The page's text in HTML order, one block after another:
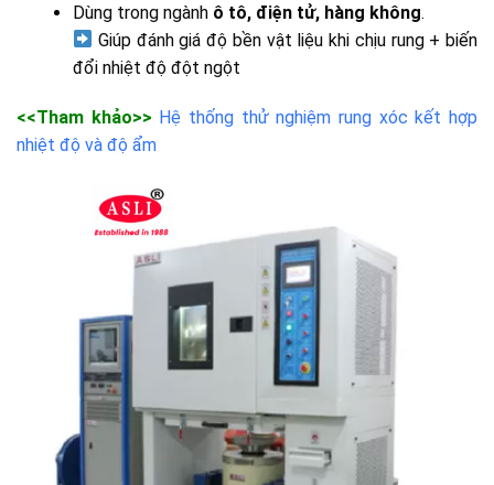
Dùng trong ngành ô tô, điện tử, hàng không.
Giúp đánh giá độ bền vật liệu khi chịu rung + biến
đổi nhiệt độ đột ngột
<<Tham khảo>> Hệ thống thử nghiệm rung xóc kết hợp
nhiệt độ và độ ẩm